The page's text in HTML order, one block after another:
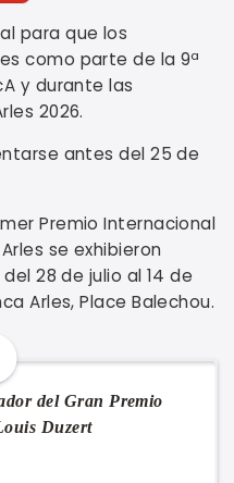
para que los
como parte de la 9ª
y durante las
2026.
antes del 25 de
Premio Internacional
se exhibieron
28 de julio al 14 de
Arles, Place Balechou.
del Gran Premio
Duzert